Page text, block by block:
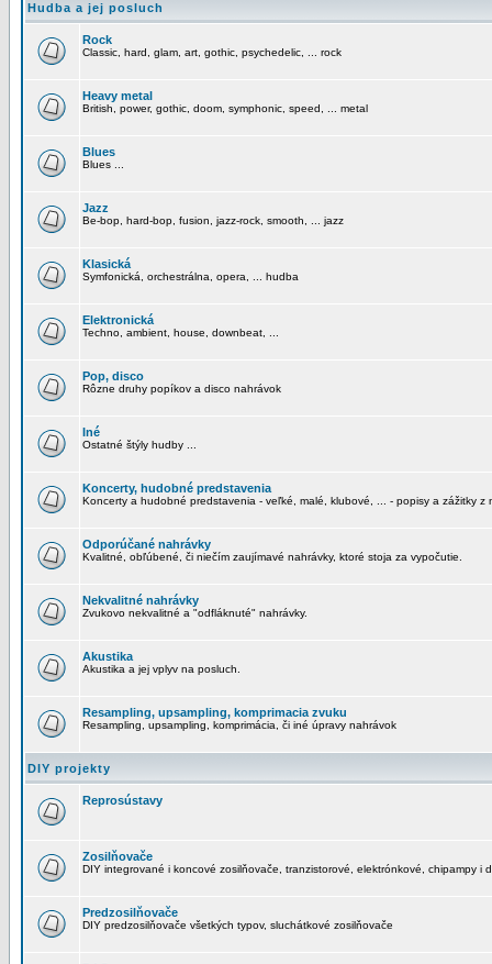
Hudba a jej posluch
Rock
Classic, hard, glam, art, gothic, psychedelic, ... rock
Heavy metal
British, power, gothic, doom, symphonic, speed, ... metal
Blues
Blues ...
Jazz
Be-bop, hard-bop, fusion, jazz-rock, smooth, ... jazz
Klasická
Symfonická, orchestrálna, opera, ... hudba
Elektronická
Techno, ambient, house, downbeat, ...
Pop, disco
Rôzne druhy popíkov a disco nahrávok
Iné
Ostatné štýly hudby ...
Koncerty, hudobné predstavenia
Koncerty a hudobné predstavenia - veľké, malé, klubové, ... - popisy a zážitky z
Odporúčané nahrávky
Kvalitné, obľúbené, či niečím zaujímavé nahrávky, ktoré stoja za vypočutie.
Nekvalitné nahrávky
Zvukovo nekvalitné a "odfláknuté" nahrávky.
Akustika
Akustika a jej vplyv na posluch.
Resampling, upsampling, komprimacia zvuku
Resampling, upsampling, komprimácia, či iné úpravy nahrávok
DIY projekty
Reprosústavy
Zosilňovače
DIY integrované i koncové zosilňovače, tranzistorové, elektrónkové, chipampy i
Predzosilňovače
DIY predzosilňovače všetkých typov, sluchátkové zosilňovače